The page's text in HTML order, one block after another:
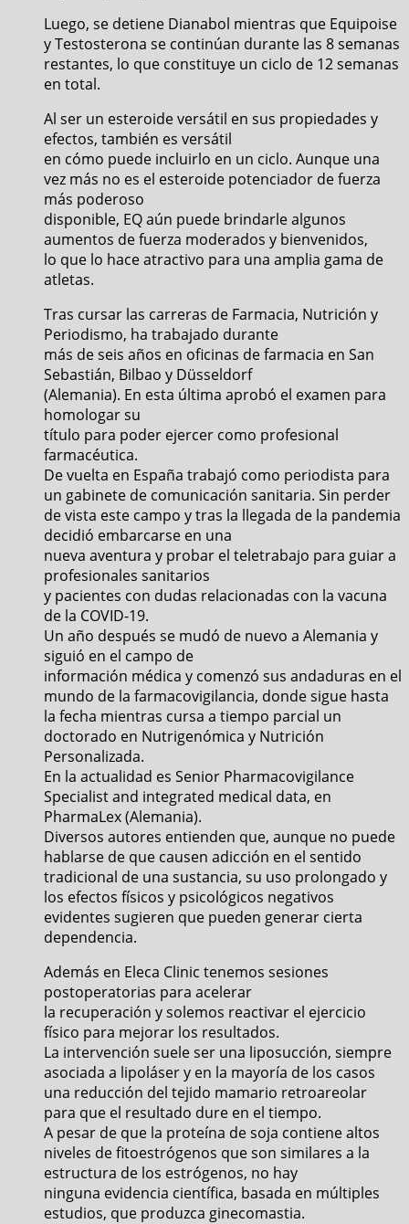
Luego, se detiene Dianabol mientras que Equipoise
y Testosterona se continúan durante las 8 semanas
restantes, lo que constituye un ciclo de 12 semanas
en total.
Al ser un esteroide versátil en sus propiedades y
efectos, también es versátil
en cómo puede incluirlo en un ciclo. Aunque una
vez más no es el esteroide potenciador de fuerza
más poderoso
disponible, EQ aún puede brindarle algunos
aumentos de fuerza moderados y bienvenidos,
lo que lo hace atractivo para una amplia gama de
atletas.
Tras cursar las carreras de Farmacia, Nutrición y
Periodismo, ha trabajado durante
más de seis años en oficinas de farmacia en San
Sebastián, Bilbao y Düsseldorf
(Alemania). En esta última aprobó el examen para
homologar su
título para poder ejercer como profesional
farmacéutica.
De vuelta en España trabajó como periodista para
un gabinete de comunicación sanitaria. Sin perder
de vista este campo y tras la llegada de la pandemia
decidió embarcarse en una
nueva aventura y probar el teletrabajo para guiar a
profesionales sanitarios
y pacientes con dudas relacionadas con la vacuna
de la COVID-19.
Un año después se mudó de nuevo a Alemania y
siguió en el campo de
información médica y comenzó sus andaduras en el
mundo de la farmacovigilancia, donde sigue hasta
la fecha mientras cursa a tiempo parcial un
doctorado en Nutrigenómica y Nutrición
Personalizada.
En la actualidad es Senior Pharmacovigilance
Specialist and integrated medical data, en
PharmaLex (Alemania).
Diversos autores entienden que, aunque no puede
hablarse de que causen adicción en el sentido
tradicional de una sustancia, su uso prolongado y
los efectos físicos y psicológicos negativos
evidentes sugieren que pueden generar cierta
dependencia.
Además en Eleca Clinic tenemos sesiones
postoperatorias para acelerar
la recuperación y solemos reactivar el ejercicio
físico para mejorar los resultados.
La intervención suele ser una liposucción, siempre
asociada a lipoláser y en la mayoría de los casos
una reducción del tejido mamario retroareolar
para que el resultado dure en el tiempo.
A pesar de que la proteína de soja contiene altos
niveles de fitoestrógenos que son similares a la
estructura de los estrógenos, no hay
ninguna evidencia científica, basada en múltiples
estudios, que produzca ginecomastia.